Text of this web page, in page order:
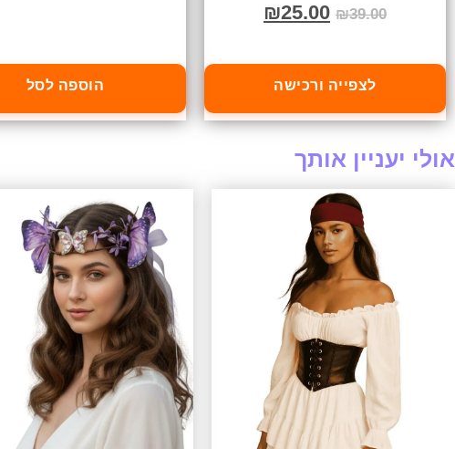
₪39.00
₪25.00
לצפייה ורכישה הוספה לסל
אולי יעניין אותך